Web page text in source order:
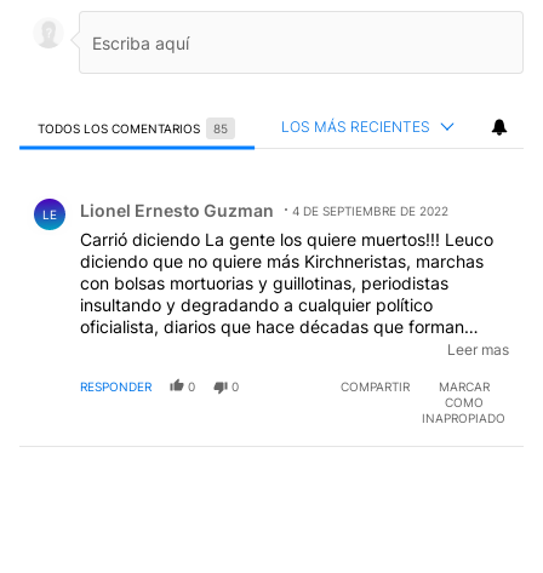
TODOS LOS COMENTARIOS 85 LOS MÁS RECIENTES
LE Lionel Ernesto Guzman 4 DE SEPTIEMBRE DE 2022
Carrió diciendo La gente los quiere muertos!!! Leuco
diciendo que no quiere más Kirchneristas, marchas
con bolsas mortuorias y guillotinas, periodistas
insultando y degradando a cualquier político
oficialista, diarios que hace décadas que forman
opinión pública con tapas mentirosas Y ahora seLeer mas
RESPONDER 0 0 COMPARTIR
MARCAR
COMO
INAPROPIADO